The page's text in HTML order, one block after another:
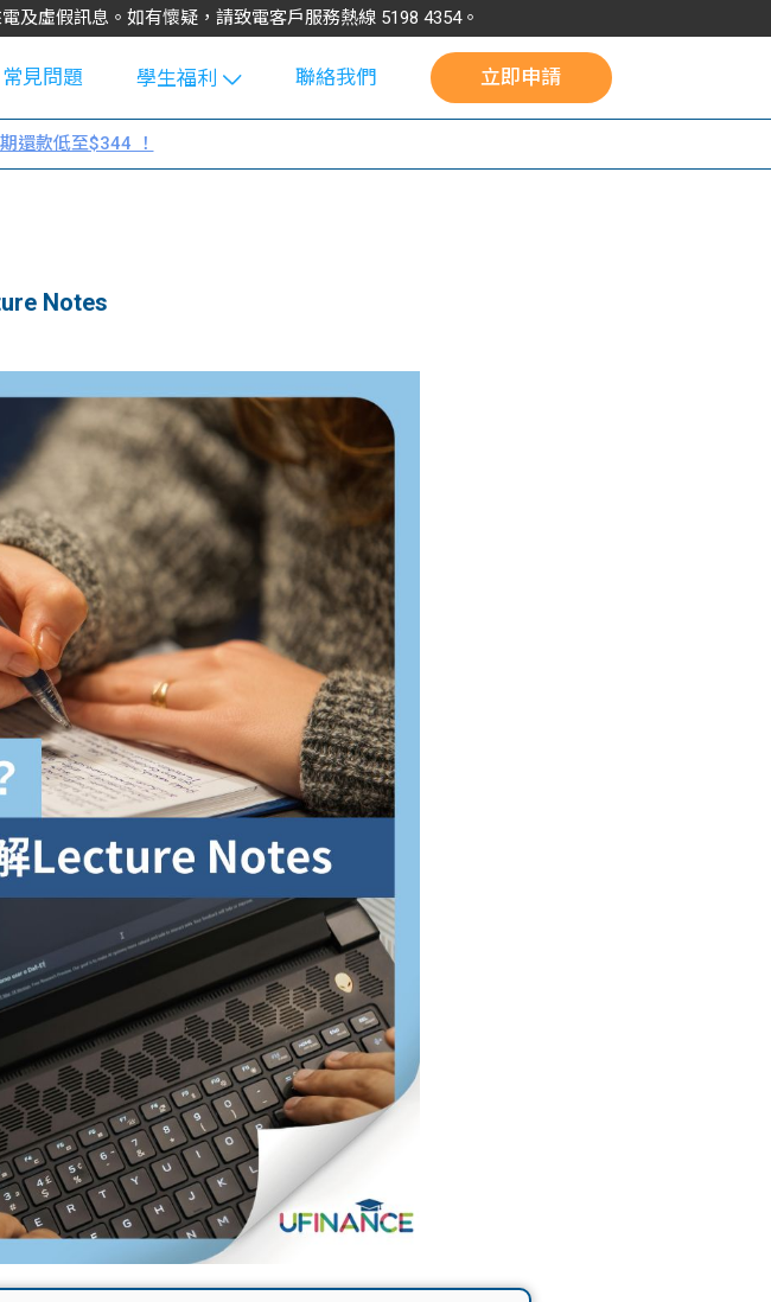
及虛假訊息。如有懷疑，請致電客戶服務熱線 5198 4354。
常見問題
學生福利
uFinance 校
園贊助
聯絡我們 立即申請
還款低至$344 ！
Notes